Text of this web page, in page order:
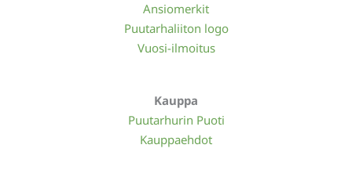
Ansiomerkit
Puutarhaliiton logo
Vuosi-ilmoitus
Kauppa
Puutarhurin Puoti
Kauppaehdot